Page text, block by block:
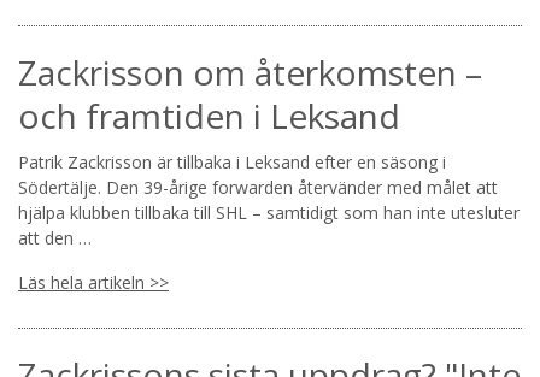
Zackrisson om återkomsten –
och framtiden i Leksand
Patrik Zackrisson är tillbaka i Leksand efter en säsong i
Södertälje. Den 39-årige forwarden återvänder med målet att
hjälpa klubben tillbaka till SHL – samtidigt som han inte utesluter
att den …
Läs hela artikeln >>